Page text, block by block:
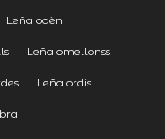
Leña odèn
Leña omellonss
Leña ordis